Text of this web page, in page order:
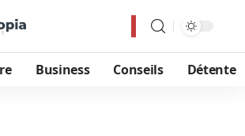
Business Conseils Détente